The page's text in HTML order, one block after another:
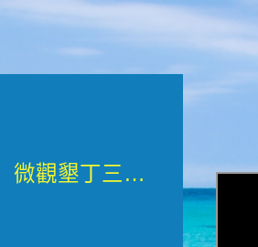
微觀墾丁三部曲 重生....